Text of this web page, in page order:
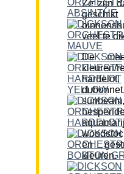
Ze zijn
veel te
De
kleuren/
en
kleuren.